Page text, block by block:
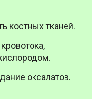
костных тканей.
оксалатов.